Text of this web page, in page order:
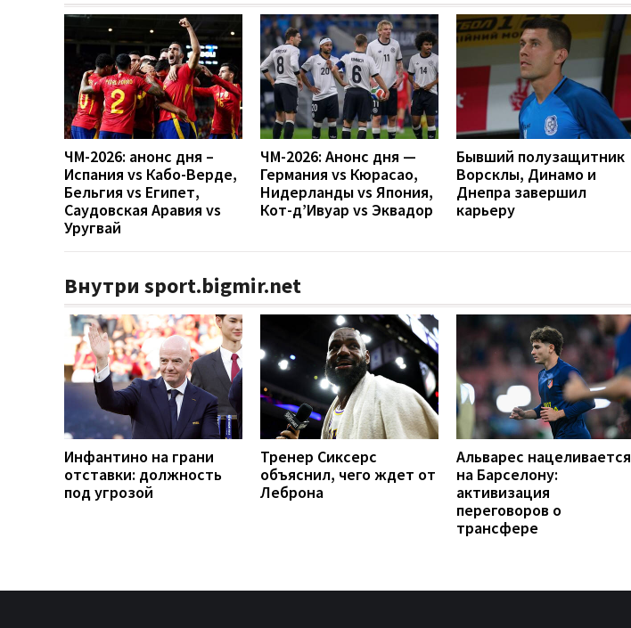
ЧМ-2026: анонс дня –
Испания vs Кабо-Верде,
Бельгия vs Египет,
Саудовская Аравия vs
Уругвай
ЧМ-2026: Анонс дня —
Германия vs Кюрасао,
Нидерланды vs Япония,
Кот-д’Ивуар vs Эквадор
Бывший полузащитник
Ворсклы, Динамо и
Днепра завершил
карьеру
Внутри sport.bigmir.net
Инфантино на грани
отставки: должность
под угрозой
Тренер Сиксерс
объяснил, чего ждет от
Леброна
Альварес нацеливается
на Барселону:
активизация
переговоров о
трансфере